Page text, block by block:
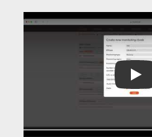
Play